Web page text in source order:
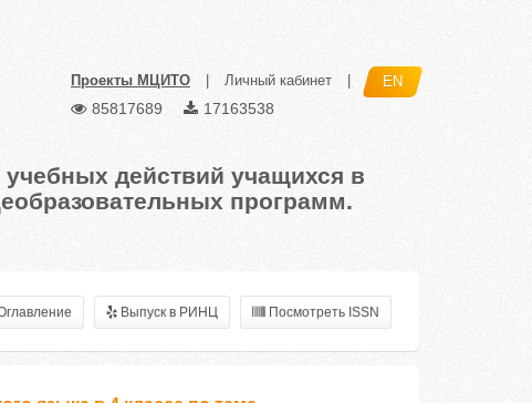
Проекты МЦИТО Личный кабинет EN
85817689 17163538
действий учащихся в
программ.
Выпуск в РИНЦ Посмотреть ISSN